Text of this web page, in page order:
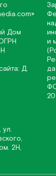
Дом
Д.
и
ул.
2Н,